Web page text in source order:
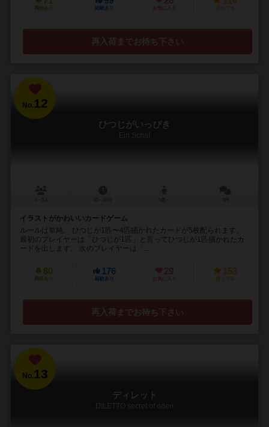
興味あり 経験あり お気に入り 持ってる
再入荷までお待ち下さい
No.12
ひつじがいっぴき
Ein Schaf
イラストがかわいいカードゲーム
ルールは単純。 ひつじが1匹〜4匹描かれたカードが5枚配られます。
最初のプレイヤーは「ひつじが1匹」と言ってひつじが1匹描かれたカ
ードを出します。 次のプレイヤーは「...
60
興味あり
176
経験あり
29
お気に入り
153
持ってる
再入荷までお待ち下さい
No.13
ディレット
DILETTO secret of eden